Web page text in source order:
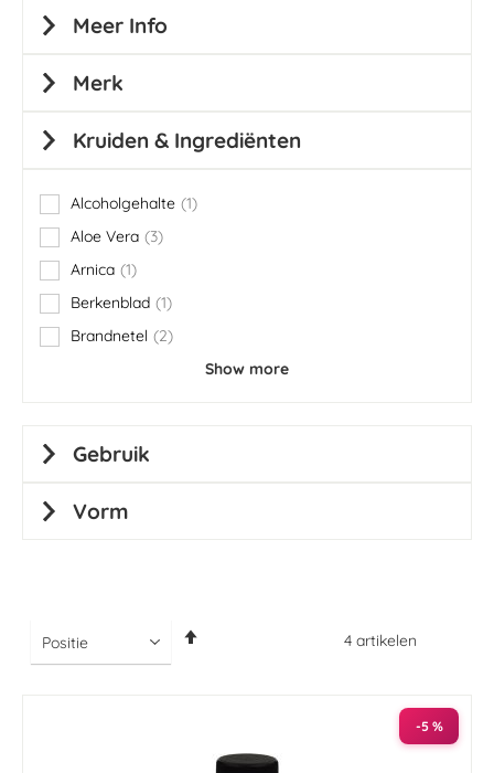
4 artikelen
-5 %
Meer Info
Merk
Kruiden & Ingrediënten
Alcoholgehalte 1
item
Aloe Vera
3
items
Arnica 1
item
Berkenblad 1
item
Brandnetel
2
items
Show more
Gebruik
Vorm